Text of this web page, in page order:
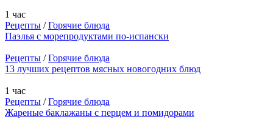
1 час
Рецепты /Горячие блюда
Паэлья с морепродуктами по-испански
Рецепты /Горячие блюда
13 лучших рецептов мясных новогодних блюд
1 час
Рецепты /Горячие блюда
Жареные баклажаны с перцем и помидорами